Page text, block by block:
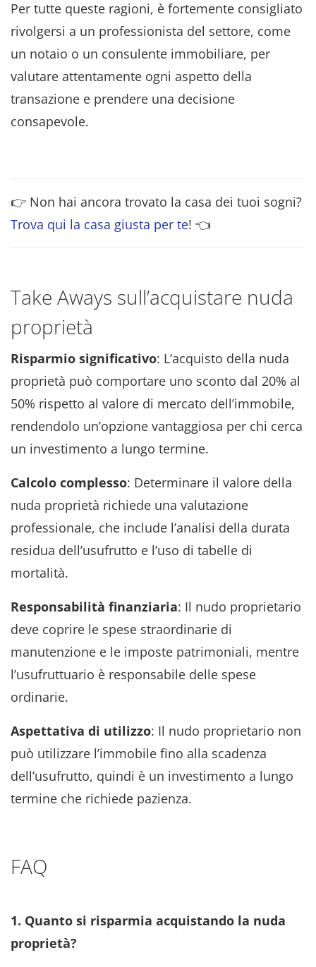
Per tutte queste ragioni, è fortemente consigliato
rivolgersi a un professionista del settore, come
un notaio o un consulente immobiliare, per
valutare attentamente ogni aspetto della
transazione e prendere una decisione
consapevole.
👉 Non hai ancora trovato la casa dei tuoi sogni?
Trova qui la casa giusta per te! 👈
Take Aways sull’acquistare nuda
proprietà
Risparmio significativo: L’acquisto della nuda
proprietà può comportare uno sconto dal 20% al
50% rispetto al valore di mercato dell’immobile,
rendendolo un’opzione vantaggiosa per chi cerca
un investimento a lungo termine.
Calcolo complesso: Determinare il valore della
nuda proprietà richiede una valutazione
professionale, che include l’analisi della durata
residua dell’usufrutto e l’uso di tabelle di
mortalità.
Responsabilità finanziaria: Il nudo proprietario
deve coprire le spese straordinarie di
manutenzione e le imposte patrimoniali, mentre
l’usufruttuario è responsabile delle spese
ordinarie.
Aspettativa di utilizzo: Il nudo proprietario non
può utilizzare l’immobile fino alla scadenza
dell’usufrutto, quindi è un investimento a lungo
termine che richiede pazienza.
FAQ
1. Quanto si risparmia acquistando la nuda
proprietà?